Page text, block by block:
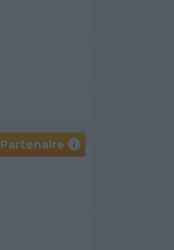
Partenaire i